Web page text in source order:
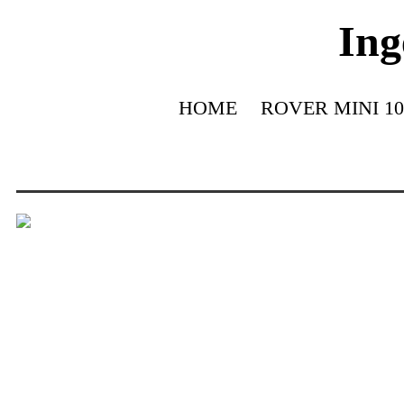
HOME ROVER MINI